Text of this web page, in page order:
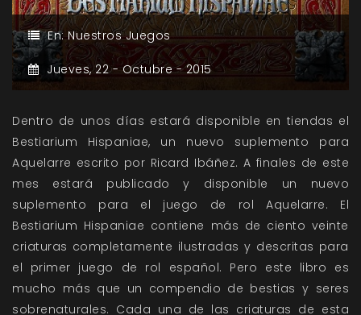
En:Nuestros Juegos
Jueves,22 -Octubre -2015
Dentro de unos días estará disponible en tiendas el
Bestiarium Hispaniae, un nuevo suplemento para
Aquelarre escrito por Ricard Ibáñez. A finales de este
mes estará publicado y disponible un nuevo
suplemento para el juego de rol Aquelarre. El
Bestiarium Hispaniae contiene más de ciento veinte
criaturas completamente ilustradas y descritas para
el primer juego de rol español. Pero este libro es
mucho más que un compendio de bestias y seres
sobrenaturales. Cada una de las criaturas de esta